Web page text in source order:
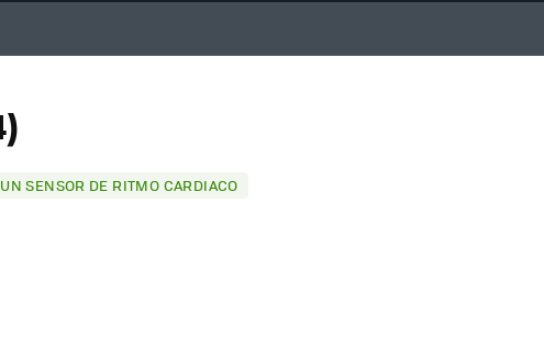
SENSOR DE RITMO CARDIACO